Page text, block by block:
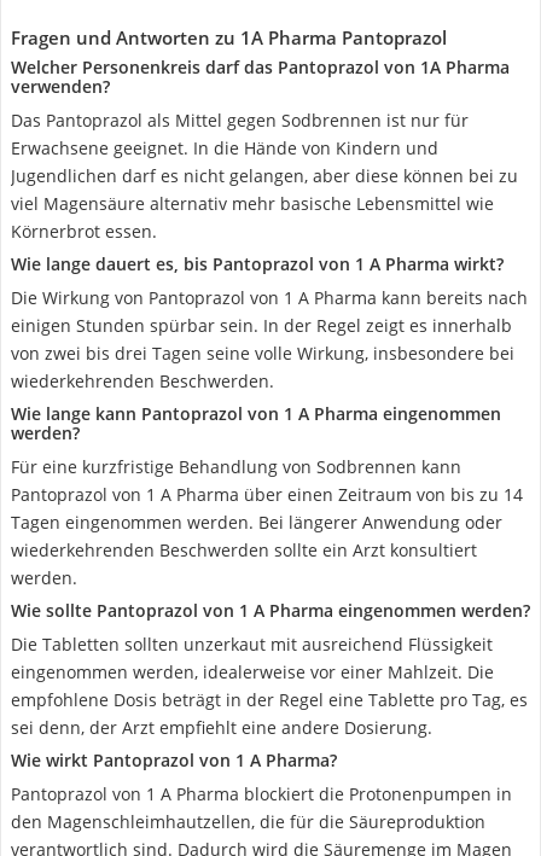
Fragen und Antworten zu 1A Pharma Pantoprazol
Welcher Personenkreis darf das Pantoprazol von 1A Pharma
verwenden?
Das Pantoprazol als Mittel gegen Sodbrennen ist nur für
Erwachsene geeignet. In die Hände von Kindern und
Jugendlichen darf es nicht gelangen, aber diese können bei zu
viel Magensäure alternativ mehr basische Lebensmittel wie
Körnerbrot essen.
Wie lange dauert es, bis Pantoprazol von 1 A Pharma wirkt?
Die Wirkung von Pantoprazol von 1 A Pharma kann bereits nach
einigen Stunden spürbar sein. In der Regel zeigt es innerhalb
von zwei bis drei Tagen seine volle Wirkung, insbesondere bei
wiederkehrenden Beschwerden.
Wie lange kann Pantoprazol von 1 A Pharma eingenommen
werden?
Für eine kurzfristige Behandlung von Sodbrennen kann
Pantoprazol von 1 A Pharma über einen Zeitraum von bis zu 14
Tagen eingenommen werden. Bei längerer Anwendung oder
wiederkehrenden Beschwerden sollte ein Arzt konsultiert
werden.
Wie sollte Pantoprazol von 1 A Pharma eingenommen werden?
Die Tabletten sollten unzerkaut mit ausreichend Flüssigkeit
eingenommen werden, idealerweise vor einer Mahlzeit. Die
empfohlene Dosis beträgt in der Regel eine Tablette pro Tag, es
sei denn, der Arzt empfiehlt eine andere Dosierung.
Wie wirkt Pantoprazol von 1 A Pharma?
Pantoprazol von 1 A Pharma blockiert die Protonenpumpen in
den Magenschleimhautzellen, die für die Säureproduktion
verantwortlich sind. Dadurch wird die Säuremenge im Magen